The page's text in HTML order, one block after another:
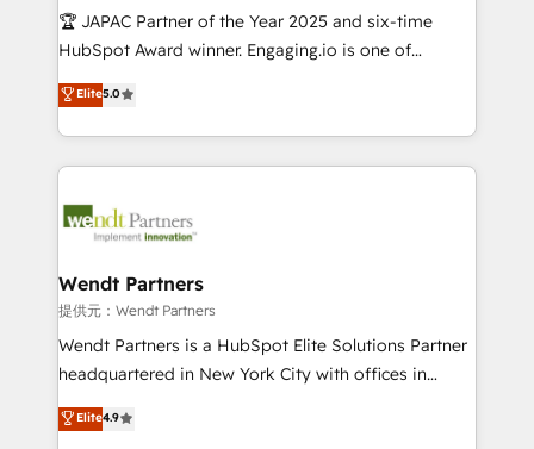
focus on growing B2B companies in the SME sector
such as manufacturing, SaaS, business services and
partner, we know how important user adoption is.
That's why we have developed a step-by-step
technology and people with each other. Together we
strive for optimal customer processes and
🏆 JAPAC Partner of the Year 2025 and six-time
HubSpot Award winner. Engaging.io is one of
HubSpot’s most experienced Agency Partners
globally, delivering complex HubSpot
implementations for 16+ years. With 700+ projects
completed across APAC and North America, we help
migrations, custom integrations, data architecture,
Salesforce, Microsoft Dynamics, and legacy CRM
migrations; custom integrations with platforms
including Ticketmaster, Ticketek, SevenRooms,
NetSuite, Snowflake, and Salesforce; HubSpot CMS
a Ticketmaster Nexus Partner, we deliver advanced
Elite5.0
Wendt Partners
提供元：Wendt Partners
Wendt Partners is a HubSpot Elite Solutions Partner
headquartered in New York City with offices in
Toronto, London and Melbourne. As a global
HubSpot partner, we specialize in working with
Elite4.9